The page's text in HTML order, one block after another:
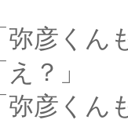
も
、ひ